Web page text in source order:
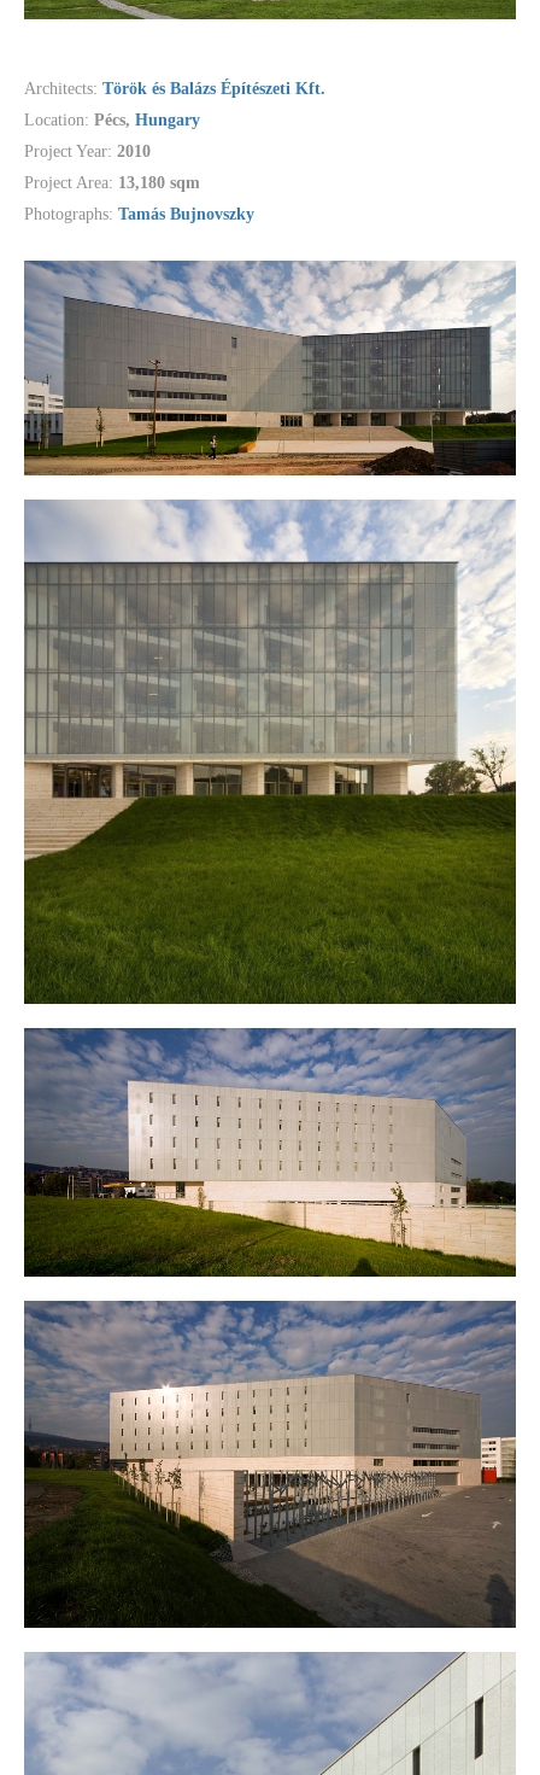
Architects: Török és Balázs Építészeti Kft.
Location: Pécs, Hungary
Project Year: 2010
Project Area: 13,180 sqm
Photographs: Tamás Bujnovszky